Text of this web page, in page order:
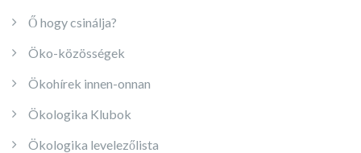
Ő hogy csinálja?
Öko-közösségek
Ökohírek innen-onnan
Ökologika Klubok
Ökologika levelezőlista